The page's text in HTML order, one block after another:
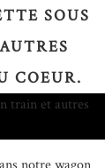
SOUS
COEUR.